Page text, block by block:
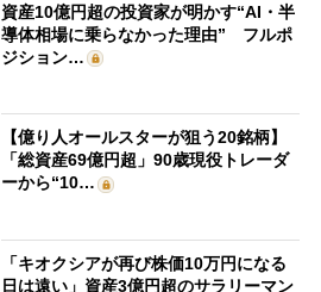
資産10億円超の投資家が明かす“AI・半
導体相場に乗らなかった理由” フルポ
ジション…
【億り人オールスターが狙う20銘柄】
「総資産69億円超」90歳現役トレーダ
ーから“10…
「キオクシアが再び株価10万円になる
日は遠い」資産3億円超のサラリーマン